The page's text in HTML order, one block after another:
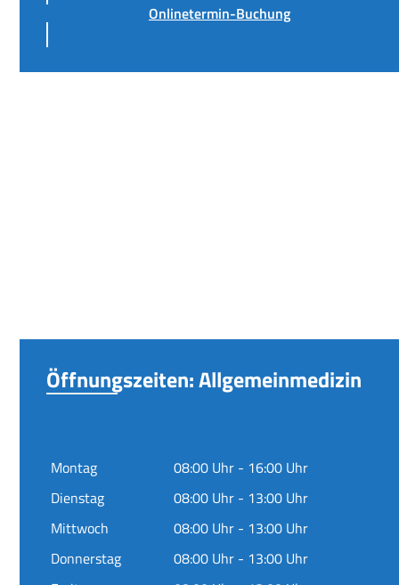
Onlinetermin-Buchung
Öffnungszeiten: Allgemeinmedizin
Montag
08:00 Uhr - 16:00 Uhr
Dienstag
08:00 Uhr - 13:00 Uhr
Mittwoch
08:00 Uhr - 13:00 Uhr
Donnerstag
08:00 Uhr - 13:00 Uhr